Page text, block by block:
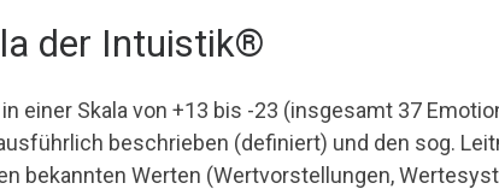
der Intuistik®
einer Skala von +13 bis -23 (insgesamt 37
beschrieben (definiert) und den sog.
bekannten Werten (Wertvorstellungen,